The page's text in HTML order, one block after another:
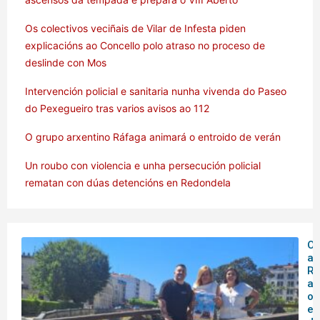
Os colectivos veciñais de Vilar de Infesta piden
explicacións ao Concello polo atraso no proceso de
deslinde con Mos
Intervención policial e sanitaria nunha vivenda do Paseo
do Pexegueiro tras varios avisos ao 112
O grupo arxentino Ráfaga animará o entroido de verán
Un roubo con violencia e unha persecución policial
rematan con dúas detencións en Redondela
O
o